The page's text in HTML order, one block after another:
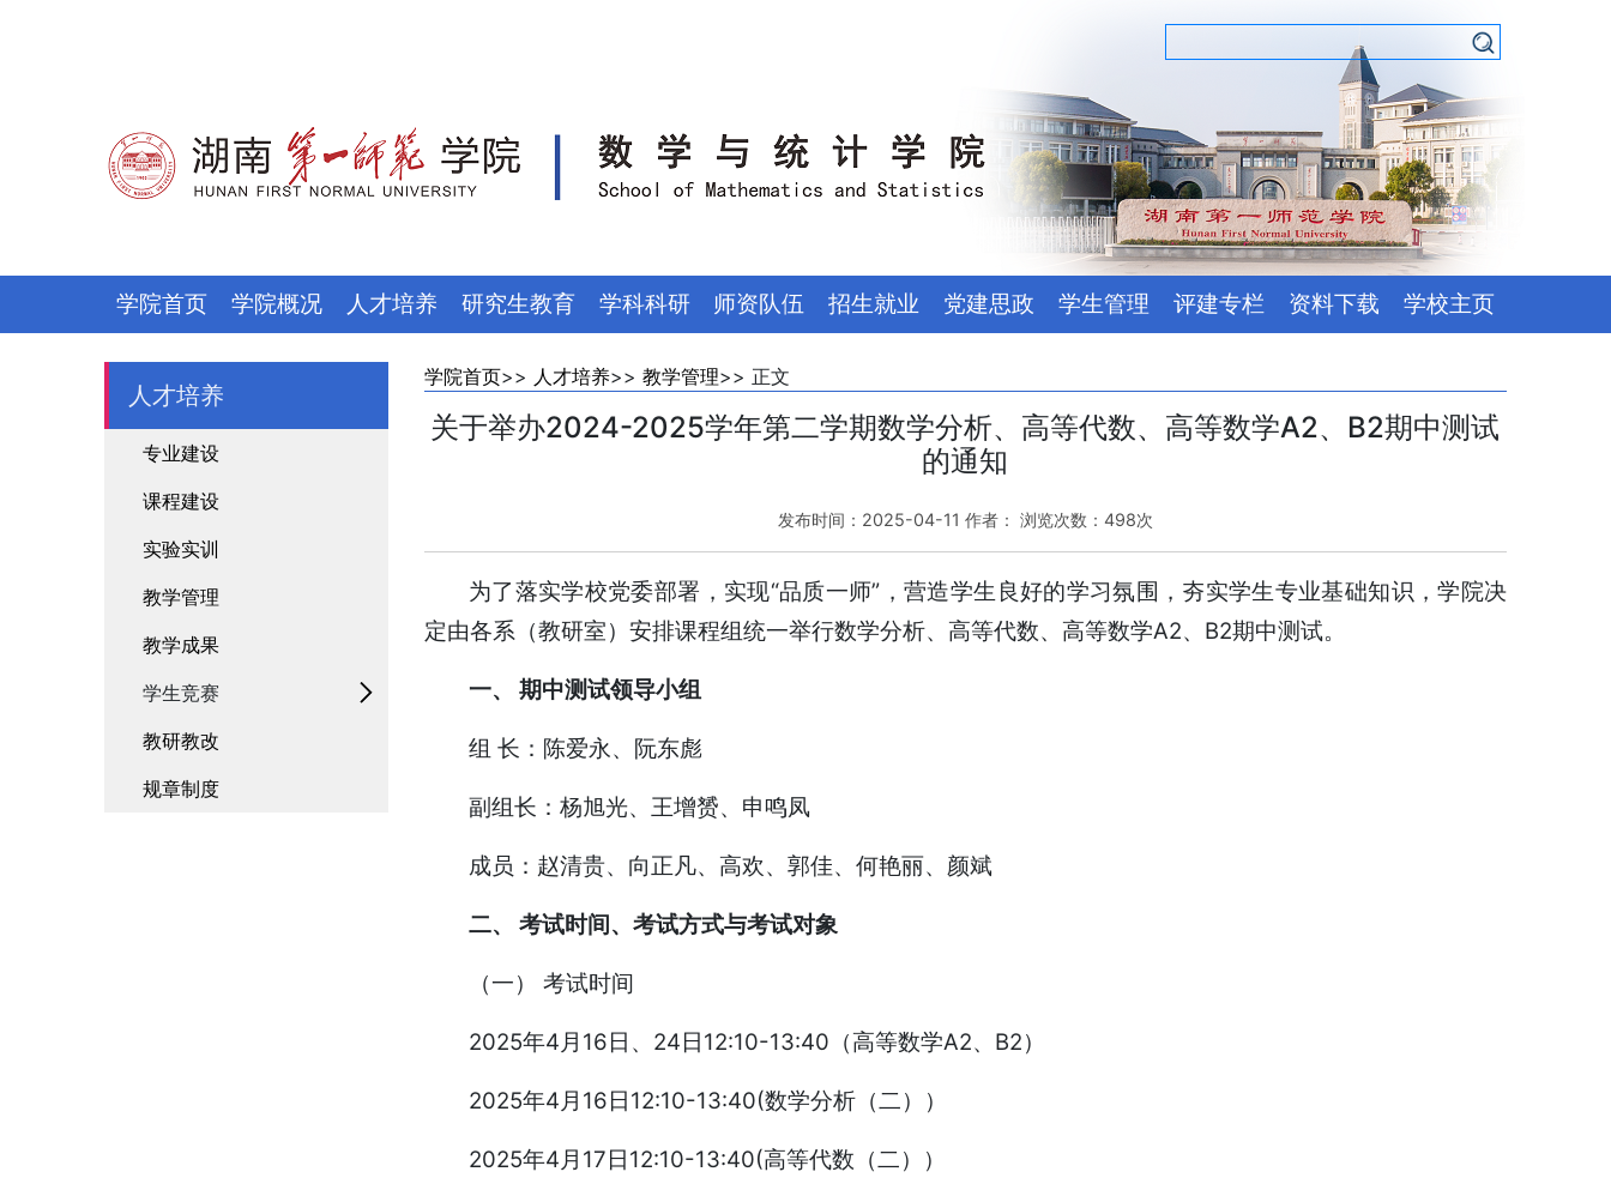
学院首页 学院概况 人才培养 研究生教育 学科科研 师资队伍 招生就业 党建思政 学生管理 评建专栏 资料下载 学校主页
人才培养
专业建设
课程建设
实验实训
教学管理
教学成果
学生竞赛
教研教改
规章制度
学院首页>> 人才培养>> 教学管理>> 正文
关于举办2024-2025学年第二学期数学分析、高等代数、高等数学A2、B2期中测试
的通知
发布时间：2025-04-11 作者： 浏览次数： 498次
为了落实学校党委部署，实现“品质一师”，营造学生良好的学习氛围，夯实学生专业基础知识，学院决
定由各系（教研室）安排课程组统一举行数学分析、高等代数、高等数学A2、B2期中测试。
一、 期中测试领导小组
组 长：陈爱永、阮东彪
副组长：杨旭光、王增赟、申鸣凤
成员：赵清贵、向正凡、高欢、郭佳、何艳丽、颜斌
二、 考试时间、考试方式与考试对象
（一） 考试时间
2025年4月16日、24日12:10-13:40（高等数学A2、B2）
2025年4月16日12:10-13:40(数学分析（二））
2025年4月17日12:10-13:40(高等代数（二））